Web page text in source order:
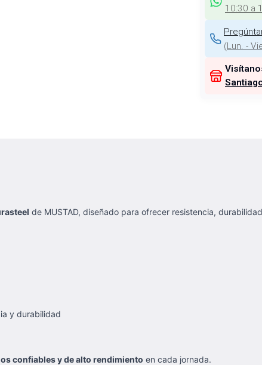
10:30 a
(Lun. -
de MUSTAD, diseñado para ofrecer resistencia,
y durabilidad
confiables y de alto rendimiento en cada jornada.